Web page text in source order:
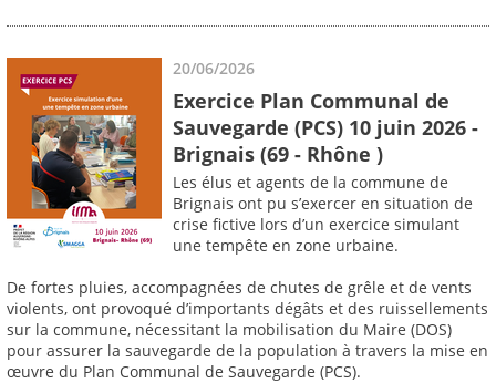
20/06/2026
Exercice Plan Communal de
Sauvegarde (PCS) 10 juin 2026 -
Brignais (69 - Rhône )
Les élus et agents de la commune de
Brignais ont pu s’exercer en situation de
crise fictive lors d’un exercice simulant
une tempête en zone urbaine.
De fortes pluies, accompagnées de chutes de grêle et de vents
violents, ont provoqué d’importants dégâts et des ruissellements
sur la commune, nécessitant la mobilisation du Maire (DOS)
pour assurer la sauvegarde de la population à travers la mise en
œuvre du Plan Communal de Sauvegarde (PCS).